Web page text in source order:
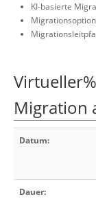
KI-basierte
Migration
Datum:
Dauer: